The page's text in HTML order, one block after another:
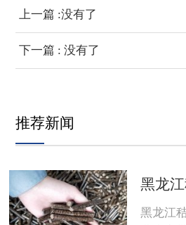
上一篇 :没有了
下一篇 : 没有了
推荐新闻
黑龙江